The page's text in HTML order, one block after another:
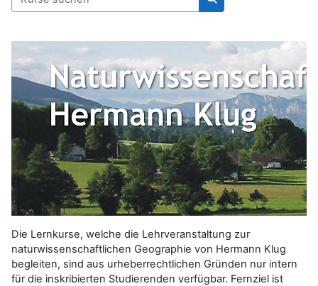
Kurse suchen
Die Lernkurse, welche die Lehrveranstaltung zur
naturwissenschaftlichen Geographie von Hermann Klug
begleiten, sind aus urheberrechtlichen Gründen nur intern
für die inskribierten Studierenden verfügbar. Fernziel ist